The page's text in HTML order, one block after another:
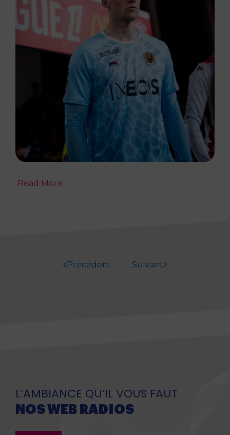
Read More
Précédent Suivant
L’AMBIANCE QU’IL VOUS FAUT
NOS WEB RADIOS